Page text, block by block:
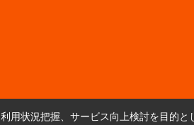
用状況把握、サービス向上検討を目的